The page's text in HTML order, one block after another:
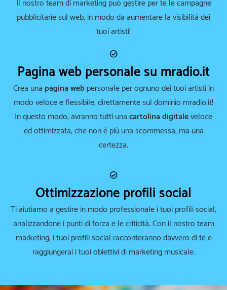
Il nostro team di marketing può gestire per te le campagne
pubblicitarie sul web, in modo da aumentare la visibilità dei
tuoi artisti!
Pagina web personale su mradio.it
Crea una pagina webpersonale per ognuno dei tuoi artisti in
modo veloce e flessibile, direttamente sul dominio mradio.it!
In questo modo, avranno tutti unacartolina digitaleveloce
ed ottimizzata, che non è più una scommessa, ma una
certezza.
Ottimizzazione profili social
Ti aiutiamo a gestire in modo professionale i tuoi profili social,
analizzandone i punti di forza e le criticità. Con il nostro team
marketing, i tuoi profili social racconteranno davvero di te e
raggiungerai i tuoi obiettivi di marketing musicale.